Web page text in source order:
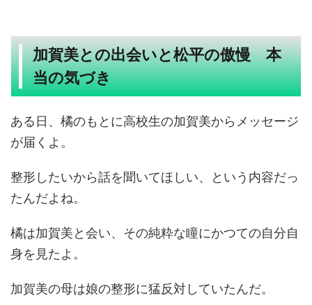
加賀美との出会いと松平の傲慢 本
当の気づき
ある日、橘のもとに高校生の加賀美からメッセージ
が届くよ。
整形したいから話を聞いてほしい、という内容だっ
たんだよね。
橘は加賀美と会い、その純粋な瞳にかつての自分自
身を見たよ。
加賀美の母は娘の整形に猛反対していたんだ。